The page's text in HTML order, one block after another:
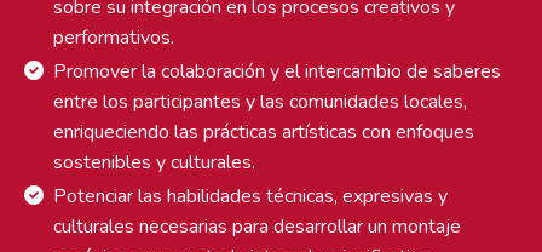
sobre su integración en los procesos creativos y
performativos.
Promover la colaboración y el intercambio de saberes
entre los participantes y las comunidades locales,
enriqueciendo las prácticas artísticas con enfoques
sostenibles y culturales.
Potenciar las habilidades técnicas, expresivas y
culturales necesarias para desarrollar un montaje